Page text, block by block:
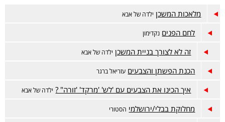
מלאכות המשכן ילדה של אבא
לחם הפנים נקדימון
זה לא לצורך בניית המשכן ילדה של אבא
הכנת הפשתן והצבעים עזריאל ברגר
איך הכינו את הצבעים עם 'לש' 'מרקד' 'זורה" ? ילדה של אבא
מחלוקת בבלי/ירושלמי הסטורי